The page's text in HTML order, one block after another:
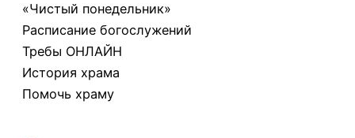
«Чистый понедельник»
Расписание богослужений
Требы ОНЛАЙН
История храма
Помочь храму